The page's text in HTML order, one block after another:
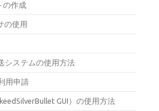
の作成
の使用
システムの使用方法
用申請
GUI）の使用方法